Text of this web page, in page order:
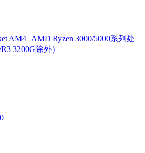
AM4 | AMD Ryzen 3000/5000系列处
3200G除外）